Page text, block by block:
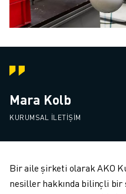
Mara Kolb
KURUMSAL İLETIŞIM
Bir aile şirketi olarak AKO
nesiller hakkında bilinçli bir